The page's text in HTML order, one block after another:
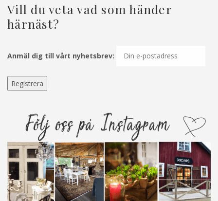
Vill du veta vad som händer
härnäst?
Anmäl dig till vårt nyhetsbrev: